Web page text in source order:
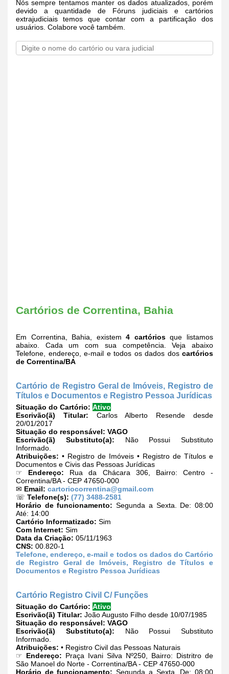
Nós sempre tentamos manter os dados atualizados, porém
devido a quantidade de Fóruns judiciais e cartórios
extrajudiciais temos que contar com a partificação dos
usuários. Colabore você também.
Cartórios de Correntina, Bahia
Em Correntina, Bahia, existem4 cartóriosque listamos
abaixo. Cada um com sua competência. Veja abaixo
Telefone, endereço, e-mail e todos os dados dos cartórios
de Correntina/BA
Cartório de Registro Geral de Imóveis, Registro de
Títulos e Documentos e Registro Pessoa Jurídicas
Situação do Cartório: Ativo
Escrivão(ã) Titular: Carlos Alberto Resende desde
20/01/2017
Situação do responsável: VAGO
Escrivão(ã) Substituto(a): Não Possui Substituto
Informado.
Atribuições: • Registro de Imóveis • Registro de Títulos e
Documentos e Civis das Pessoas Jurídicas
☞ Endereço: Rua da Chácara 306, Bairro: Centro -
Correntina/BA - CEP 47650-000
✉ Email: cartoriocorrentina@gmail.com
☏ Telefone(s): (77) 3488-2581
Horário de funcionamento: Segunda a Sexta. De: 08:00
Até: 14:00
Cartório Informatizado: Sim
Com Internet: Sim
Data da Criação: 05/11/1963
CNS: 00.820-1
Telefone, endereço, e-mail e todos os dados do Cartório
de Registro Geral de Imóveis, Registro de Títulos e
Documentos e Registro Pessoa Jurídicas
Cartório Registro Civil C/ Funções
Situação do Cartório: Ativo
Escrivão(ã) Titular: João Augusto Filho desde 10/07/1985
Situação do responsável: VAGO
Escrivão(ã) Substituto(a): Não Possui Substituto
Informado.
Atribuições: • Registro Civil das Pessoas Naturais
☞ Endereço: Praça Ivani Silva Nº250, Bairro: Distritro de
São Manoel do Norte - Correntina/BA - CEP 47650-000
Horário de funcionamento: Segunda a Sexta. De: 08:00